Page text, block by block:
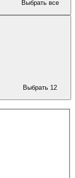
Выбрать все
Выбрать 12